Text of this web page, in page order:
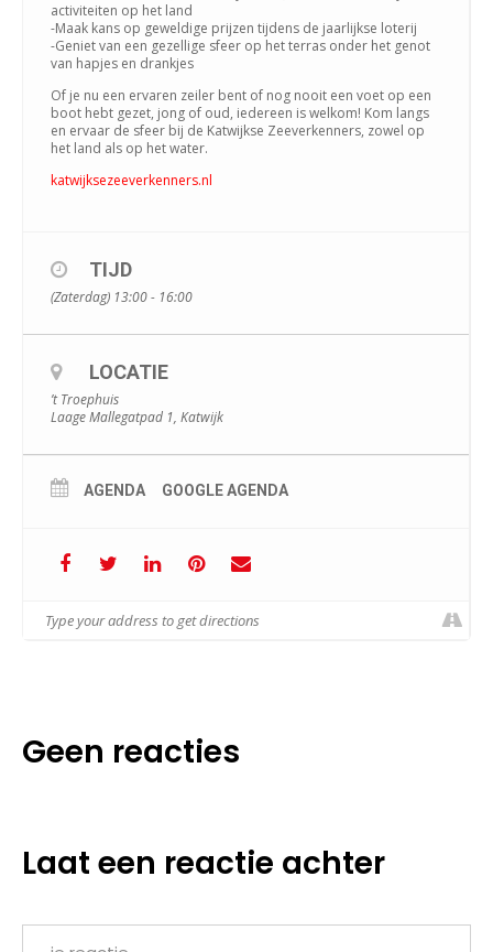
activiteiten op het land
-Maak kans op geweldige prijzen tijdens de jaarlijkse loterij
-Geniet van een gezellige sfeer op het terras onder het genot
van hapjes en drankjes
Of je nu een ervaren zeiler bent of nog nooit een voet op een
boot hebt gezet, jong of oud, iedereen is welkom! Kom langs
en ervaar de sfeer bij de Katwijkse Zeeverkenners, zowel op
het land als op het water.
katwijksezeeverkenners.nl
TIJD
(Zaterdag) 13:00 - 16:00
LOCATIE
’t Troephuis
Laage Mallegatpad 1, Katwijk
AGENDA GOOGLE AGENDA
Geen reacties
Laat een reactie achter